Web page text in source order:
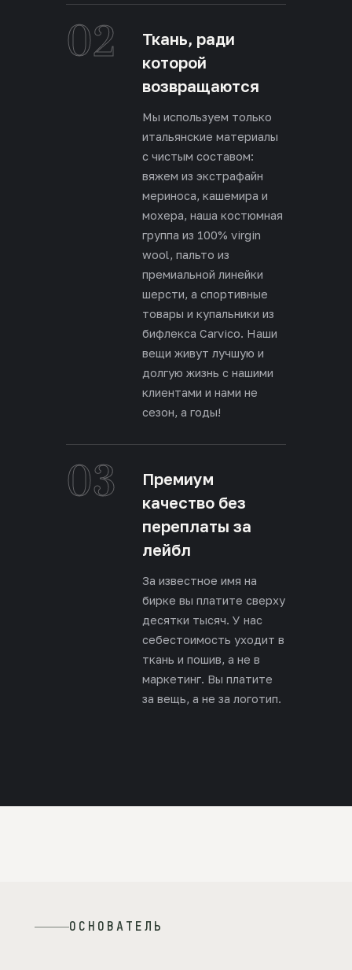
02
Ткань, ради
которой
возвращаются
Мы используем только
итальянские материалы
с чистым составом:
вяжем из экстрафайн
мериноса, кашемира и
мохера, наша костюмная
группа из 100% virgin
wool, пальто из
премиальной линейки
шерсти, а спортивные
товары и купальники из
бифлекса Carvico. Наши
вещи живут лучшую и
долгую жизнь с нашими
клиентами и нами не
сезон, а годы!
03
Премиум
качество без
переплаты за
лейбл
За известное имя на
бирке вы платите сверху
десятки тысяч. У нас
себестоимость уходит в
ткань и пошив, а не в
маркетинг. Вы платите
за вещь, а не за логотип.
ОСНОВАТЕЛЬ